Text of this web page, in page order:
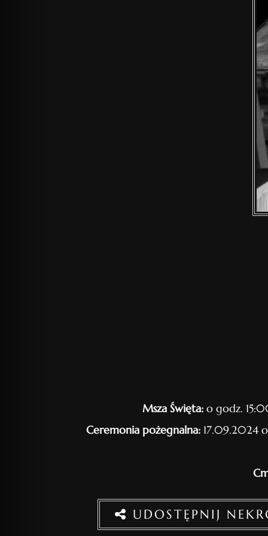
Msza Święta:o godz.
Ceremonia pożegnalna: 17.09.2024
UDOSTĘPNIJ